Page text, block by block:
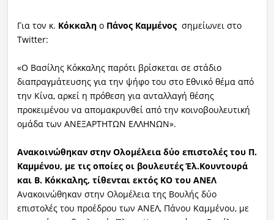
Για τον κ. Κόκκαληο Πάνος Καμμένοςσημείωνει στο
Twitter:
«Ο Βασίλης Κόκκαλης παρότι βρίσκεται σε στάδιο
διαπραγμάτευσης για την ψήφο του στο Εθνικό θέμα από
την Κίνα, αρκεί η πρόθεση για ανταλλαγή θέσης
προκειμένου να απομακρυνθεί από την κοινοβουλευτική
ομάδα των ΑΝΕΞΑΡΤΗΤΩΝ ΕΛΛΗΝΩΝ».
Ανακοινώθηκαν στην Ολομέλεια δύο επιστολές του Π.
Καμμένου, με τις οποίες οι βουλευτές Έλ.Κουντουρά
και Β. Κόκκαλης, τίθενται εκτός ΚΟ του ΑΝΕΛ
Ανακοινώθηκαν στην Ολομέλεια της Βουλής δύο
επιστολές του προέδρου των ΑΝΕΛ, Πάνου Καμμένου, με